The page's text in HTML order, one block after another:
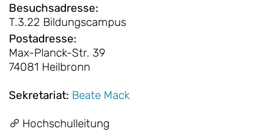
Besuchsadresse:
T.3.22 Bildungscampus
Postadresse:
Max-Planck-Str. 39
74081 Heilbronn
Sekretariat: Beate Mack
Hochschulleitung